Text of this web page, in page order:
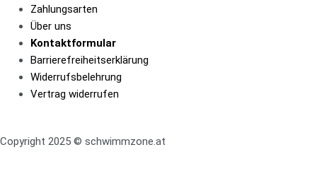
Zahlungsarten
Über uns
Kontaktformular​
Barrierefreiheits­erklärung
Widerrufsbelehrung
Vertrag widerrufen
Copyright 2025 © schwimmzone.at